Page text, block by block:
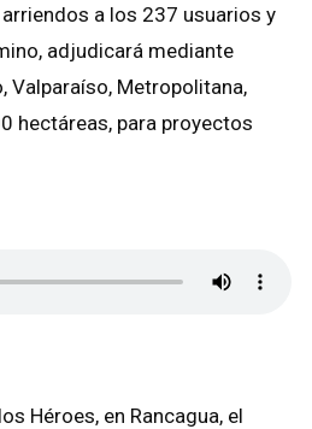
a los 237 usuarios y
adjudicará mediante
Valparaíso, Metropolitana,
hectáreas, para proyectos
Héroes, en Rancagua, el